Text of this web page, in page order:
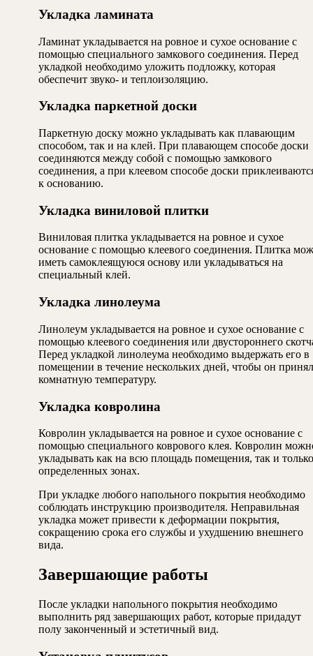
Укладка ламината
Ламинат укладывается на ровное и сухое основание с
помощью специального замкового соединения. Перед
укладкой необходимо уложить подложку, которая
обеспечит звуко- и теплоизоляцию.
Укладка паркетной доски
Паркетную доску можно укладывать как плавающим
способом, так и на клей. При плавающем способе доски
соединяются между собой с помощью замкового
соединения, а при клеевом способе доски
к основанию.
Укладка виниловой плитки
Виниловая плитка укладывается на ровное и сухое
основание с помощью клеевого соединения. Плитка
иметь самоклеящуюся основу или укладываться на
специальный клей.
Укладка линолеума
Линолеум укладывается на ровное и сухое основание с
помощью клеевого соединения или двустороннего
Перед укладкой линолеума необходимо выдержать его в
помещении в течение нескольких дней, чтобы он принял
комнатную температуру.
Укладка ковролина
Ковролин укладывается на ровное и сухое основание с
помощью специального коврового клея. Ковролин
укладывать как на всю площадь помещения, так и
определенных зонах.
При укладке любого напольного покрытия необходимо
соблюдать инструкцию производителя. Неправильная
укладка может привести к деформации покрытия,
сокращению срока его службы и ухудшению внешнего
вида.
Завершающие работы
После укладки напольного покрытия необходимо
выполнить ряд завершающих работ, которые придадут
полу законченный и эстетичный вид.